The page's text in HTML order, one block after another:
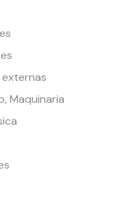
externas
Maquinaria